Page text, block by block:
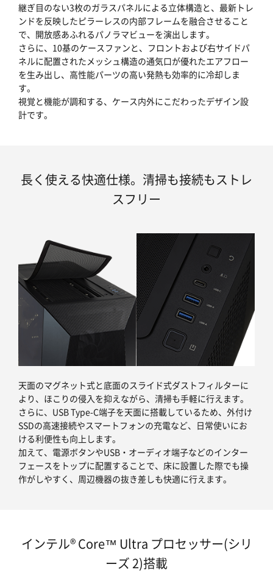
継ぎ目のない3枚のガラスパネルによる立体構造と、最新トレ
ンドを反映したピラーレスの内部フレームを融合させること
で、開放感あふれるパノラマビューを演出します。
さらに、10基のケースファンと、フロントおよび右サイドパ
ネルに配置されたメッシュ構造の通気口が優れたエアフロー
を生み出し、高性能パーツの高い発熱も効率的に冷却しま
す。
視覚と機能が調和する、ケース内外にこだわったデザイン設
計です。
長く使える快適仕様。清掃も接続もストレ
スフリー
天面のマグネット式と底面のスライド式ダストフィルターに
より、ほこりの侵入を抑えながら、清掃も手軽に行えます。
さらに、USB Type-C端子を天面に搭載しているため、外付け
SSDの高速接続やスマートフォンの充電など、日常使いにお
ける利便性も向上します。
加えて、電源ボタンやUSB・オーディオ端子などのインター
フェースをトップに配置することで、床に設置した際でも操
作がしやすく、周辺機器の抜き差しも快適に行えます。
インテル® Core™ Ultra プロセッサー(シリ
ーズ 2)搭載